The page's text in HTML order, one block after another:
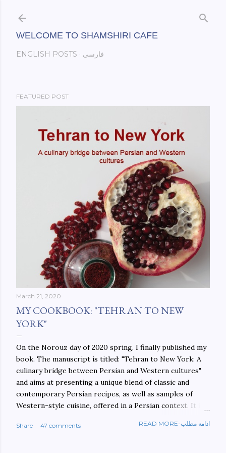
WELCOME TO SHAMSHIRI CAFE
ENGLISH POSTS فارسی
FEATURED POST
March 21, 2020
MY COOKBOOK: "TEHRAN TO NEW
YORK"
On the Norouz day of 2020 spring, I finally published my
book. The manuscript is titled: "Tehran to New York: A
culinary bridge between Persian and Western cultures"
and aims at presenting a unique blend of classic and
contemporary Persian recipes, as well as samples of
Western-style cuisine, offered in a Persian context. It is
walls. This book aims at constructing a bridge between
Share 47 comments READ MORE-ادامه مطلب